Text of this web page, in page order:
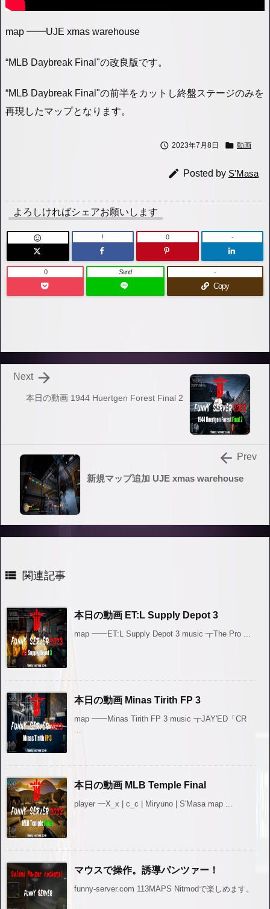
map ━━UJE xmas warehouse
“MLB Daybreak Final"の改良版です。
“MLB Daybreak Final"の前半をカットし終盤ステージのみを
再現したマップとなります。
 2023年7月8日  動画
 Posted by S'Masa
よろしければシェアお願いします
 ! 0 -
0 Send
Copy
-
本日の動画 1944 Huertgen Forest Final 2

Next
新規マップ追加 UJE xmas warehouse
 Prev
 関連記事
本日の動画 ET:L Supply Depot 3
map ━━ET:L Supply Depot 3 music ┳The Pro ...
本日の動画 Minas Tirith FP 3
map ━━Minas Tirith FP 3 music ┳JAY'ED「CR
...
本日の動画 MLB Temple Final
player ━X_x | c_c | Miryuno | S'Masa map ...
マウスで操作。誘導パンツァー！
funny-server.com 113MAPS Nitmodで楽しめます。